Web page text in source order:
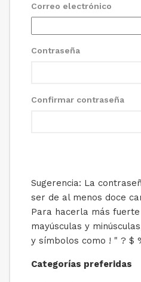
Correo electrónico
Contraseña
Confirmar contraseña
Sugerencia: La
ser de al menos doce
Para hacerla más fuerte
mayúsculas y
y símbolos como ! " ? $
Categorías preferidas